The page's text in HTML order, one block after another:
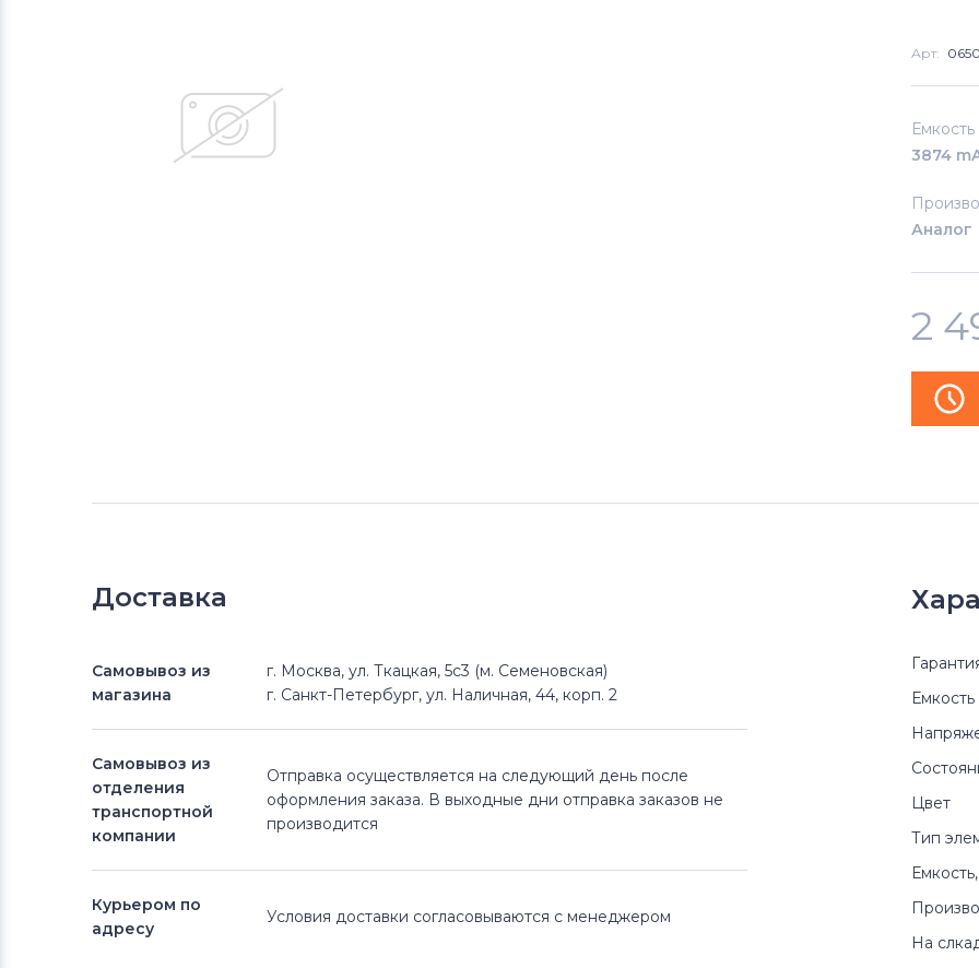
Арт:
Емкость
3874
Аналог
2
Доставка
Самовывоз из
магазина
г. Москва, ул. Ткацкая, 5с3 (м. Семеновская)
г. Санкт-Петербург, ул. Наличная, 44, корп. 2
Самовывоз из
отделения
транспортной
компании
Отправка осуществляется на следующий день после
оформления заказа. В выходные дни отправка заказов не
производится
Курьером по
адресу
Условия доставки согласовываются с менеджером
Емкость
Цвет
Тип
На